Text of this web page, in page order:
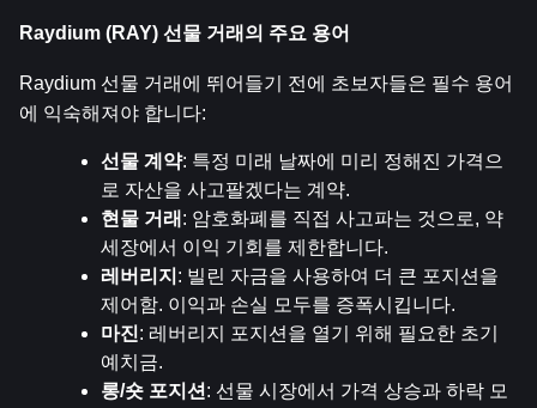
Raydium (RAY) 선물 거래의 주요 용어
Raydium 선물 거래에 뛰어들기 전에 초보자들은 필수 용어
에 익숙해져야 합니다:
선물 계약: 특정 미래 날짜에 미리 정해진 가격으
로 자산을 사고팔겠다는 계약.
현물 거래 : 암호화폐를 직접 사고파는 것으로, 약
세장에서 이익 기회를 제한합니다.
레버리지 : 빌린 자금을 사용하여 더 큰 포지션을
제어함. 이익과 손실 모두를 증폭시킵니다.
마진: 레버리지 포지션을 열기 위해 필요한 초기
예치금.
롱/숏 포지션 : 선물 시장에서 가격 상승과 하락 모